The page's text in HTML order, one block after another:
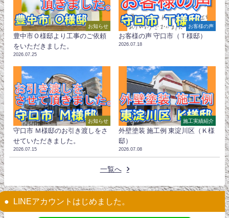
お知らせ
豊中市Ｏ様邸より工事のご依頼
をいただきました。
2026.07.25
お客様の声
お客様の声 守口市（Ｔ様邸）
2026.07.18
お知らせ
守口市 Ｍ様邸のお引き渡しをさ
せていただきました。
2026.07.15
施工実績紹介
外壁塗装 施工例 東淀川区（Ｋ様
邸）
2026.07.08
一覧へ
LINEアカウントはじめました。